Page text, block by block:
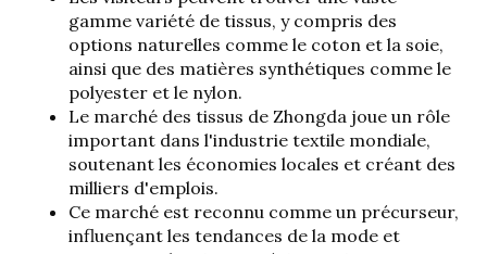
gamme variété de tissus, y compris des
options naturelles comme le coton et la soie,
ainsi que des matières synthétiques comme le
polyester et le nylon.
Le marché des tissus de Zhongda joue un rôle
important dans l'industrie textile mondiale,
soutenant les économies locales et créant des
milliers d'emplois.
Ce marché est reconnu comme un précurseur,
influençant les tendances de la mode et